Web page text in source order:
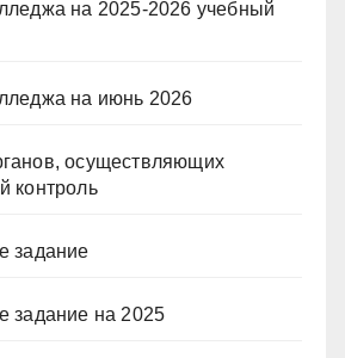
на 2025-2026 учебный
на июнь 2026
осуществляющих
контроль
задание
задание на 2025